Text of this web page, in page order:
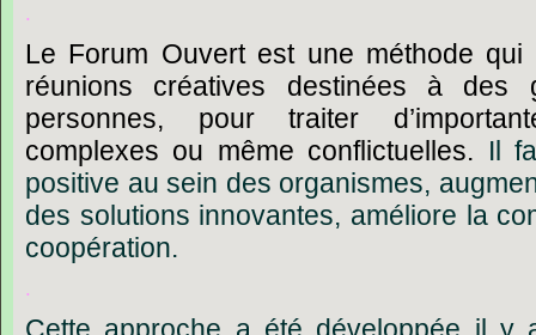
.
Le Forum Ouvert est une méthode qui
réunions
créatives destinées à des
personnes,
pour traiter d’
complexes ou même conflictuelles. Il
positive au sein des organismes,
des solutions innovantes, améliore la
coopération.
.